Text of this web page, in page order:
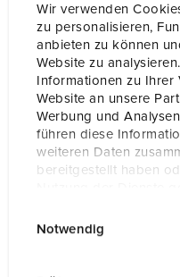
Wir verwenden
zu personalisieren,
anbieten zu können
Website zu
Informationen zu
Website an unsere
Werbung und
führen diese
weiteren Daten
bereitgestellt haben
Notwendig